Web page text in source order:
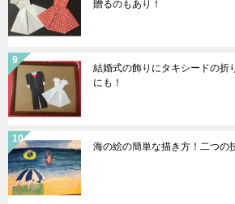
贈るのもあり！
結婚式の飾りにタキシードの折
にも！
海の絵の簡単な描き方！二つの